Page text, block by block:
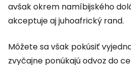
avšak okrem namíbijského
akceptuje aj juhoafrický rand.
Môžete sa však pokúsiť
zvyčajne ponúkajú odvoz do